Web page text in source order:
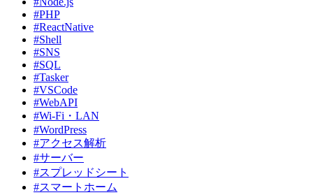
#PHP
#ReactNative
#Shell
#SNS
#SQL
#Tasker
#VSCode
#WebAPI
#Wi-Fi・LAN
#WordPress
#アクセス解析
#サーバー
#スプレッドシート
#スマートホーム